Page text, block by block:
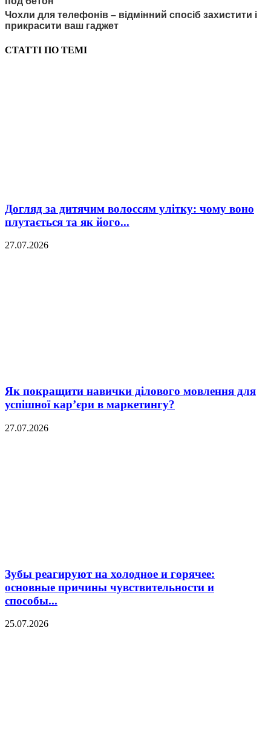
Чохли для телефонів – відмінний спосіб захистити і
прикрасити ваш гаджет
СТАТТІ ПО ТЕМІ
Догляд за дитячим волоссям улітку: чому воно
плутається та як його...
27.07.2026
Як покращити навички ділового мовлення для
успішної кар’єри в маркетингу?
27.07.2026
Зубы реагируют на холодное и горячее:
основные причины чувствительности и
способы...
25.07.2026